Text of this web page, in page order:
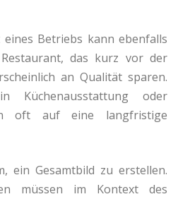
Betriebs kann ebenfalls
das kurz vor der
an Qualität sparen.
Küchenausstattung oder
oft auf eine langfristige
ein Gesamtbild zu erstellen.
müssen im Kontext des